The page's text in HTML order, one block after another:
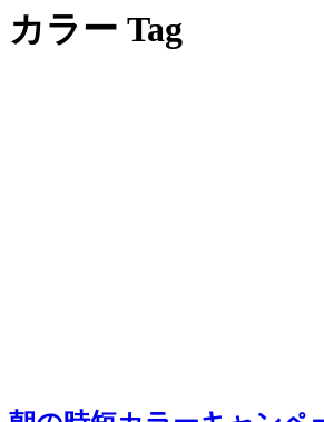
カラー Tag